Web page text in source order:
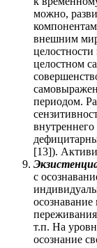
можно,
внешним
целостности
целостном
периодом.
[13]).
с
т.п. На
осознание